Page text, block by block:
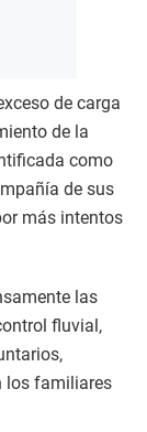
de carga
de la
como
de sus
más intentos
las
fluvial,
los familiares